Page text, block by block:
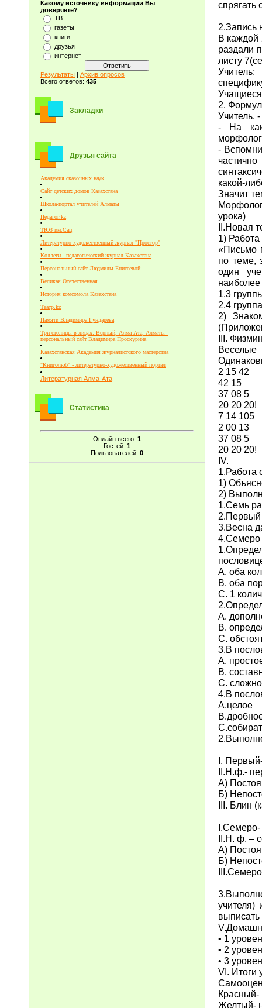
Какому источнику информации Вы
доверяете?
ТВ
газеты
книги
друзья
интернет
Результаты | Архив опросов
Всего ответов: 435
Закладки
Друзья сайта
Академия сказочных наук
Сайт детских домов Казахстана
Школа-портал учителей Алматы
Педагог.kz
ТЮЗ им.Сац
Литературно-художественный журнал "Простор"
Коллеги - педагогический журнал Казахстана
Персональный сайт Людмилы Енисеевой
Великая Отечественная
История комсомола Казахстана
Театр.kz
Памяти Владимира Гундарева
Три столицы в лицах: Верный, Алма-Ата, Алматы -
персональный сайт Владимира Проскурина
Казахстанская Академия журналистского мастерства
"Книголюб" - литературно-художественный портал
Литературная Алма-Ата
Статистика
Онлайн всего: 1
Гостей: 1
Пользователей: 0
спрягать
2.Запись
В каждой
раздали
листу
2.
Учитель.
- На
-
какой-
Значит
урока)
II.Новая
1)
«Письмо
по теме,
один
1,3
2,4
2)
III.
Веселые
2 15 42
42 15
37 08 5
20 20 20!
7 14 105
2 00 13
37 08 5
20 20 20!
IV.
1.Работа
1)
2)
1.Семь
2.Первый
3.Весна
4.Семеро
А. оба
В. оба
С. 1
А.
В.
С.
3.В
А.
В.
С.
4.В
А.целое
I.
II.Н.ф.-
А)
Б)
III. Блин
I.Семеро-
II.Н. ф. –
А)
Б)
учителя)
выписать
• 1
• 2
• 3
VI. Итоги
Красный-
Желтый-